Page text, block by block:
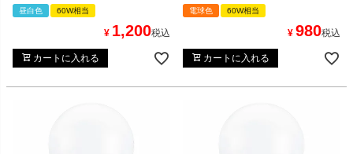
昼白色 60W相当
¥ 1,200税込
カートに入れる
電球色 60W相当
¥ 980税込
カートに入れる